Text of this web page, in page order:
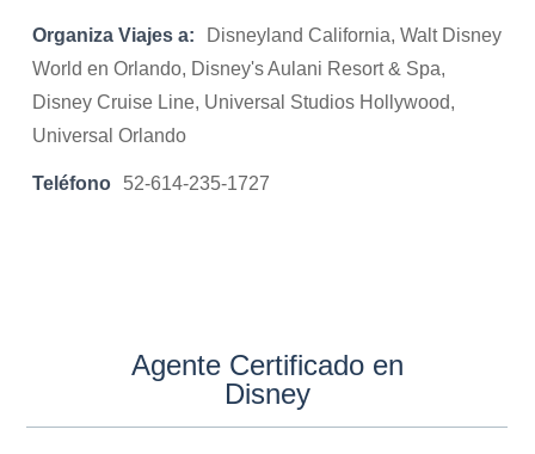
Organiza Viajes a:
Disneyland California, Walt Disney
World en Orlando, Disney's Aulani Resort & Spa,
Disney Cruise Line, Universal Studios Hollywood,
Universal Orlando
Teléfono 52-614-235-1727